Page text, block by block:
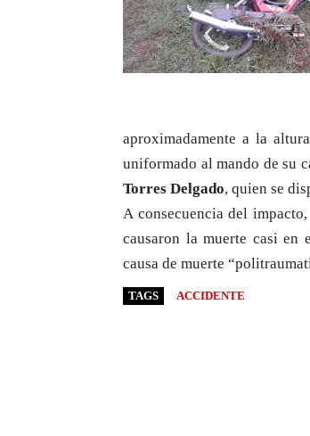
aproximadamente a la
uniformado al mando de su
Torres Delgado, quien se
A consecuencia del
causaron la muerte casi
causa de muerte
TAGS ACCIDENTE